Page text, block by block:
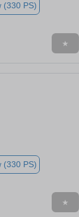
(330 PS)
★
(330 PS)
★